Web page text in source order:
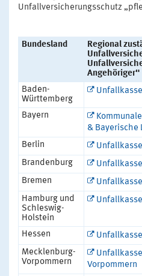
Unfallversicherungsschutz
Bundesland
Regional
Angehöriger"
Baden-
Württemberg
Bayern
& Bayerische
Berlin
Brandenburg
Bremen
Hamburg und
Schleswig-
Holstein
Hessen
Mecklenburg-
Vorpommern
Vorpommern